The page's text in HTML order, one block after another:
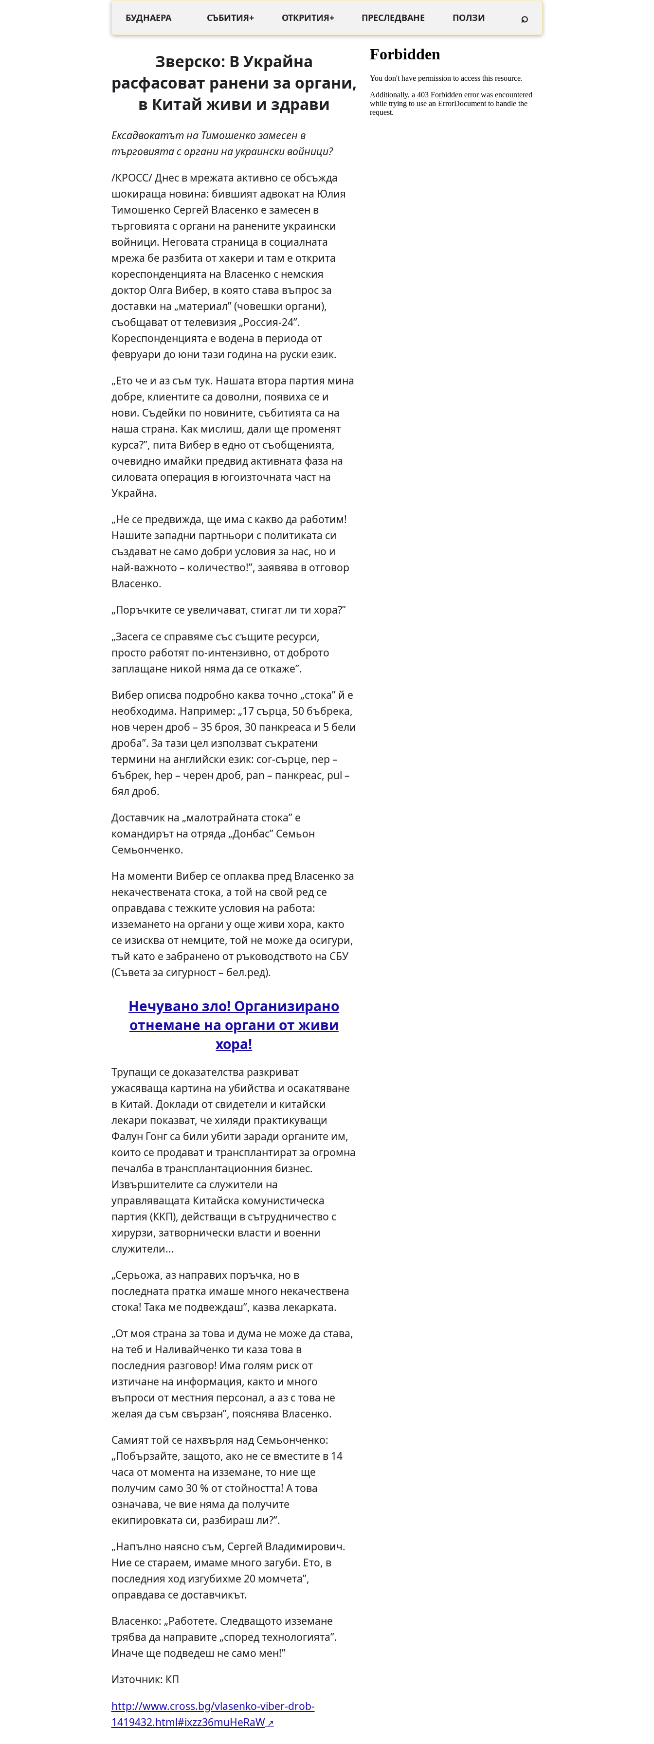
БУДНАЕРА СЪБИТИЯ+ ОТКРИТИЯ+ ПРЕСЛЕДВАНЕ ПОЛЗИ ⌕
Зверско: В Украйна
расфасоват ранени за органи,
в Китай живи и здрави
Ексадвокатът на Тимошенко замесен в
търговията с органи на украински войници?
/КРОСС/ Днес в мрежата активно се обсъжда
шокираща новина: бившият адвокат на Юлия
Тимошенко Сергей Власенко е замесен в
търговията с органи на ранените украински
войници. Неговата страница в социалната
мрежа бе разбита от хакери и там е открита
кореспонденцията на Власенко с немския
доктор Олга Вибер, в която става въпрос за
доставки на „материал” (човешки органи),
съобщават от телевизия „Россия-24”.
Кореспонденцията е водена в периода от
февруари до юни тази година на руски език.
„Ето че и аз съм тук. Нашата втора партия мина
добре, клиентите са доволни, появиха се и
нови. Съдейки по новините, събитията са на
наша страна. Как мислиш, дали ще променят
курса?”, пита Вибер в едно от съобщенията,
очевидно имайки предвид активната фаза на
силовата операция в югоизточната част на
Украйна.
„Не се предвижда, ще има с какво да работим!
Нашите западни партньори с политиката си
създават не само добри условия за нас, но и
най-важното – количество!”, заявява в отговор
Власенко.
„Поръчките се увеличават, стигат ли ти хора?”
„Засега се справяме със същите ресурси,
просто работят по-интензивно, от доброто
заплащане никой няма да се откаже”.
Вибер описва подробно каква точно „стока” й е
необходима. Например: „17 сърца, 50 бъбрека,
нов черен дроб – 35 броя, 30 панкреаса и 5 бели
дроба”. За тази цел използват съкратени
термини на английски език: сor-сърце, nep –
бъбрек, hep – черен дроб, pan – панкреас, pul –
бял дроб.
Доставчик на „малотрайната стока” е
командирът на отряда „Донбас” Семьон
Семьонченко.
На моменти Вибер се оплаква пред Власенко за
некачествената стока, а той на свой ред се
оправдава с тежките условия на работа:
изземането на органи у още живи хора, както
се изисква от немците, той не може да осигури,
тъй като е забранено от ръководството на СБУ
(Съвета за сигурност – бел.ред).
Нечувано зло! Организирано
отнемане на органи от живи
хора!
Трупащи се доказателства разкриват
ужасяваща картина на убийства и осакатяване
в Китай. Доклади от свидетели и китайски
лекари показват, че хиляди практикуващи
Фалун Гонг са били убити заради органите им,
които се продават и трансплантират за огромна
печалба в трансплантационния бизнес.
Извършителите са служители на
управляващата Китайска комунистическа
партия (ККП), действащи в сътрудничество с
хирурзи, затворнически власти и военни
служители...
„Серьожа, аз направих поръчка, но в
последната пратка имаше много некачествена
стока! Така ме подвеждаш”, казва лекарката.
„От моя страна за това и дума не може да става,
на теб и Наливайченко ти каза това в
последния разговор! Има голям риск от
изтичане на информация, както и много
въпроси от местния персонал, а аз с това не
желая да съм свързан”, пояснява Власенко.
Самият той се нахвърля над Семьонченко:
„Побързайте, защото, ако не се вместите в 14
часа от момента на изземане, то ние ще
получим само 30 % от стойността! А това
означава, че вие няма да получите
екипировката си, разбираш ли?”.
„Напълно наясно съм, Сергей Владимирович.
Ние се стараем, имаме много загуби. Ето, в
последния ход изгубихме 20 момчета”,
оправдава се доставчикът.
Власенко: „Работете. Следващото изземане
трябва да направите „според технологията”.
Иначе ще подведеш не само мен!”
Източник: КП
http://www.cross.bg/vlasenko-viber-drob-
1419432.html#ixzz36muHeRaW